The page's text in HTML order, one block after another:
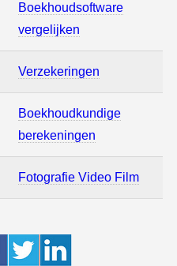
Boekhoudsoftware
vergelijken
Verzekeringen
Boekhoudkundige
berekeningen
Fotografie Video Film